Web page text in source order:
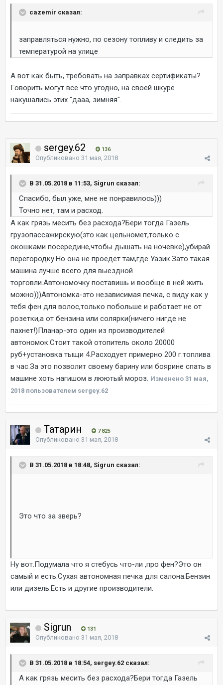
cazemir сказал:
заправляться нужно, по сезону топливу и следить за
температурой на улице
А вот как быть, требовать на заправках сертификаты?
Говорить могут всё что угодно, на своей шкуре
накушались этих "дааа, зимняя".
sergey.62 136
Опубликовано 31 мая, 2018
В 31.05.2018 в 11:53, Sigrun сказал:
Спасибо, был уже, мне не понравилось)))
Точно нет, там и расход.
А как грязь месить без расхода?Бери тогда Газель
грузопассажирскую(это как цельномет,только с
окошками посередине,чтобы дышать на ночевке),убирай
перегородку.Но она не проедет там,где Уазик.Зато такая
машина лучше всего для выездной
торговли.Автономочку поставишь и вообще в ней жить
можно)))Автономка-это независимая печка, с виду как у
тебя фен для волос,только побольше и работает не от
розетки,а от бензина или солярки(ничего нигде не
пахнет!)Планар-это один из производителей
автономок.Стоит такой отопитель около 20000
руб+установка тыщи 4.Расходует примерно 200 г.топлива
в час.За это позволит своему барину или боярине спать в
машине хоть нагишом в люютый мороз. Изменено 31 мая,
2018 пользователем sergey.62
Татарин 7 825
Опубликовано 31 мая, 2018
В 31.05.2018 в 18:48, Sigrun сказал:
Это что за зверь?
Ну вот.Подумала что я стебусь что-ли ,про фен?Это он
самый и есть.Сухая автономная печка для салона.Бензин
или дизель.Есть и другие производители.
Sigrun 131
Опубликовано 31 мая, 2018
В 31.05.2018 в 18:54, sergey.62 сказал:
А как грязь месить без расхода?Бери тогда Газель